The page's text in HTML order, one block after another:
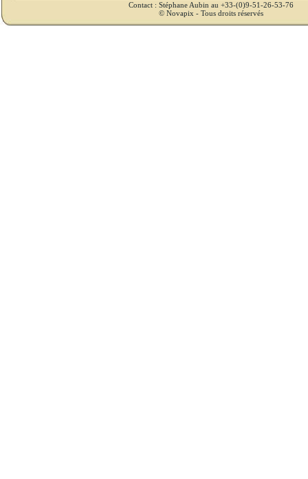
Contact : Stéphane Aubin au +33-(0)9-51-26-53-76
© Novapix - Tous droits réservés